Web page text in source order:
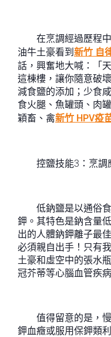
在烹調經過歷程中
油牛土豪看到 新竹 自
話，興奮地大喊：「
這棟樓，讓你隨意破
減食鹽的添加；少食
食火腿、魚罐頭、肉
穎畜、禽新竹 HPV疫
控鹽技能3：烹調
低鈉鹽是以通俗食
鉀。其特色是鈉含量
出的人體鈉鉀離子最
必須親自出手！只有
土豪和虛空中的張水
冠芥蒂等心腦血管疾病
值得留意的是，慢
鉀血癥或服用保鉀類